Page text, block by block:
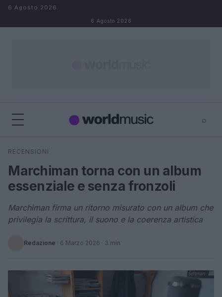
Salta al contenuto
6 Agosto 2026
6 Agosto 2026
⌕
Cerca
RECENSIONI
Marchiman torna con un album
essenziale e senza fronzoli
Marchiman firma un ritorno misurato con un album che
privilegia la scrittura, il suono e la coerenza artistica
Redazione · 6 Marzo 2026 · 3 min